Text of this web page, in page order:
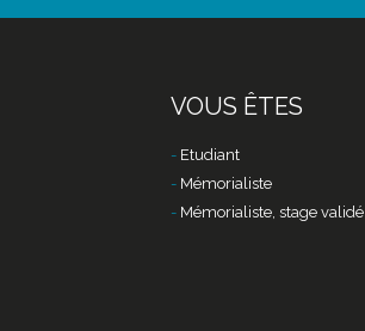
VOUS ÊTES
Etudiant
Mémorialiste
Mémorialiste, stage validé